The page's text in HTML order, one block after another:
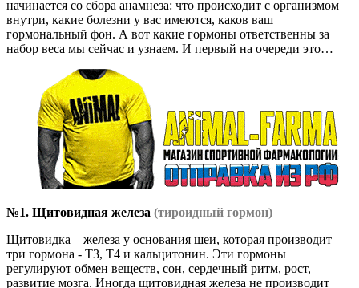
начинается со сбора анамнеза: что происходит с организмом
внутри, какие болезни у вас имеются, каков ваш
гормональный фон. А вот какие гормоны ответственны за
набор веса мы сейчас и узнаем. И первый на очереди это…
№1. Щитовидная железа (тироидный гормон)
Щитовидка – железа у основания шеи, которая производит
три гормона - Т3, Т4 и кальцитонин. Эти гормоны
регулируют обмен веществ, сон, сердечный ритм, рост,
развитие мозга. Иногда щитовидная железа не производит